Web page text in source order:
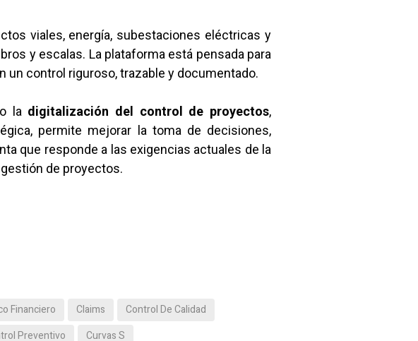
viales, energía, subestaciones eléctricas y
y escalas. La plataforma está pensada para
control riguroso, trazable y documentado.
la digitalización del control de proyectos,
permite mejorar la toma de decisiones,
que responde a las exigencias actuales de la
de proyectos.
Financiero Claims
Control De Calidad
Preventivo Curvas S